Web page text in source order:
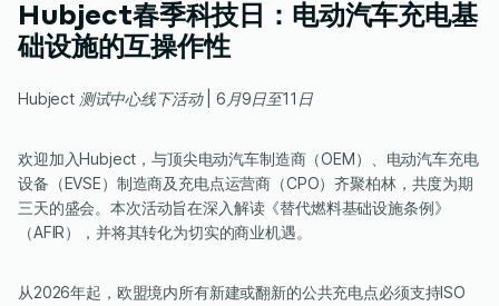
Hubject春季科技日：电动汽车充电基
础设施的互操作性
Hubject 测试中心线下活动 | 6月9日至11日
欢迎加入Hubject，与顶尖电动汽车制造商（OEM）、电动汽车充电
设备（EVSE）制造商及充电点运营商（CPO）齐聚柏林，共度为期
三天的盛会。本次活动旨在深入解读《替代燃料基础设施条例》
（AFIR），并将其转化为切实的商业机遇。
从2026年起，欧盟境内所有新建或翻新的公共充电点必须支持ISO